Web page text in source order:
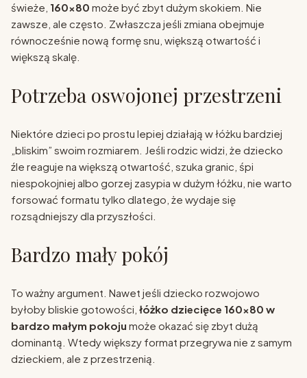
świeże, 160x80 może być zbyt dużym skokiem. Nie
zawsze, ale często. Zwłaszcza jeśli zmiana obejmuje
równocześnie nową formę snu, większą otwartość i
większą skalę.
Potrzeba oswojonej przestrzeni
Niektóre dzieci po prostu lepiej działają w łóżku bardziej
„bliskim” swoim rozmiarem. Jeśli rodzic widzi, że dziecko
źle reaguje na większą otwartość, szuka granic, śpi
niespokojniej albo gorzej zasypia w dużym łóżku, nie warto
forsować formatu tylko dlatego, że wydaje się
rozsądniejszy dla przyszłości.
Bardzo mały pokój
To ważny argument. Nawet jeśli dziecko rozwojowo
byłoby bliskie gotowości, łóżko dziecięce 160x80 w
bardzo małym pokoju może okazać się zbyt dużą
dominantą. Wtedy większy format przegrywa nie z samym
dzieckiem, ale z przestrzenią.